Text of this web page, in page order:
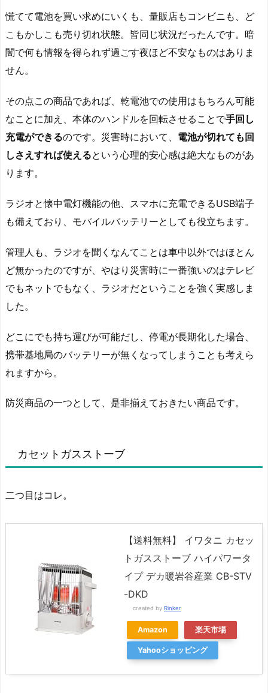
慌てて電池を買い求めにいくも、量販店もコンビニも、ど
こもかしこも売り切れ状態。皆同じ状況だったんです。暗
闇で何も情報を得られず過ごす夜ほど不安なものはありま
せん。
その点この商品であれば、乾電池での使用はもちろん可能
なことに加え、本体のハンドルを回転させることで手回し
充電ができるのです。災害時において、 電池が切れても回
しさえすれば使えるという心理的安心感は絶大なものがあ
ります。
ラジオと懐中電灯機能の他、スマホに充電できるUSB端子
も備えており、モバイルバッテリーとしても役立ちます。
管理人も、ラジオを聞くなんてことは車中以外ではほとん
ど無かったのですが、やはり災害時に一番強いのはテレビ
でもネットでもなく、ラジオだということを強く実感しま
した。
どこにでも持ち運びが可能だし、停電が長期化した場合、
携帯基地局のバッテリーが無くなってしまうことも考えら
れますから。
防災商品の一つとして、是非揃えておきたい商品です。
カセットガスストーブ
二つ目はコレ。
【送料無料】 イワタニ カセッ
トガスストーブ ハイパワータ
イプ デカ暖岩谷産業 CB-STV
-DKD
created by Rinker
Amazon 楽天市場
Yahooショッピング